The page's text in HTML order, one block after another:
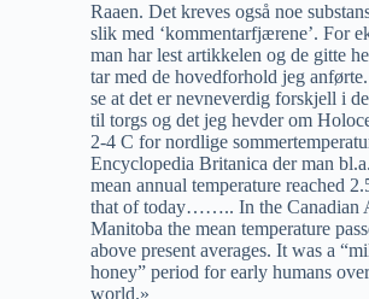
Raaen. Det kreves også noe
slik med ‘kommentarfjærene’. For
man har lest artikkelen og de gitte
tar med de hovedforhold jeg
se at det er nevneverdig forskjell i
til torgs og det jeg hevder om
2-4 C for nordlige
Encyclopedia Britanica der man
mean annual temperature reached
that of today…….. In the Canadian
Manitoba the mean temperature
above present averages. It was a
honey” period for early humans
world.»